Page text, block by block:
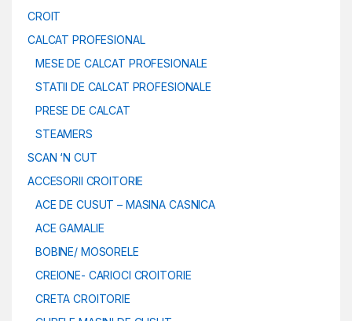
CROIT
CALCAT PROFESIONAL
MESE DE CALCAT PROFESIONALE
STATII DE CALCAT PROFESIONALE
PRESE DE CALCAT
STEAMERS
SCAN ‘N CUT
ACCESORII CROITORIE
ACE DE CUSUT – MASINA CASNICA
ACE GAMALIE
BOBINE/ MOSORELE
CREIONE- CARIOCI CROITORIE
CRETA CROITORIE